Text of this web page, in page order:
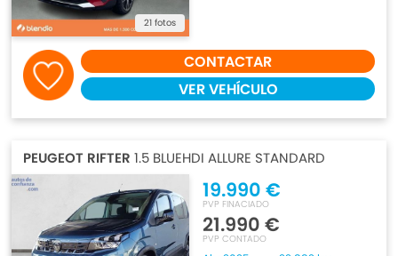
21 fotos
CONTACTAR
VER VEHÍCULO
PEUGEOT RIFTER 1.5 BLUEHDI ALLURE STANDARD
19.990 €
PVP FINACIADO
21.990 €
PVP CONTADO